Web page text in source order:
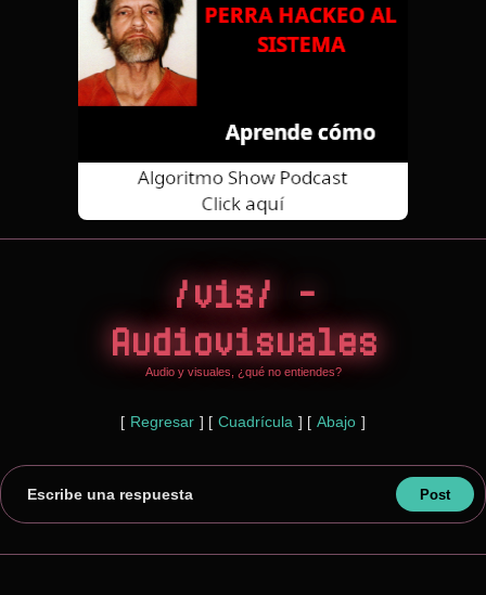
/vis/ -
Audiovisuales
Audio y visuales, ¿qué no entiendes?
[ Regresar ] [ Cuadrícula ] [ Abajo ]
Escribe una respuesta